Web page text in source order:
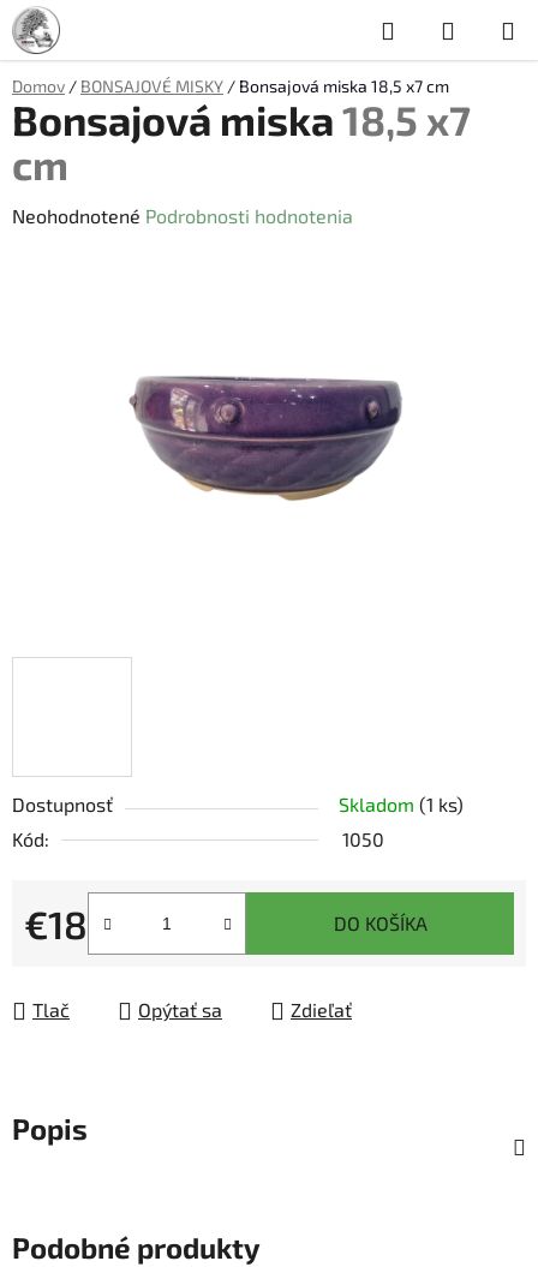
Prejsť
na
obsah
Hľadať
KOŠÍK
Domov / BONSAJOVÉ MISKY / Bonsajová miska 18,5 x7 cm
Dostupnosť Skladom (1 ks)
Kód:
1050
€18
Jednotková cena:
DO KOŠÍKA
Tlač Opýtať sa Zdieľať
Bonsajová miska18,5 x7
cm
Priemerné
Neohodnotené Podrobnosti hodnotenia
Popis
Podobné produkty